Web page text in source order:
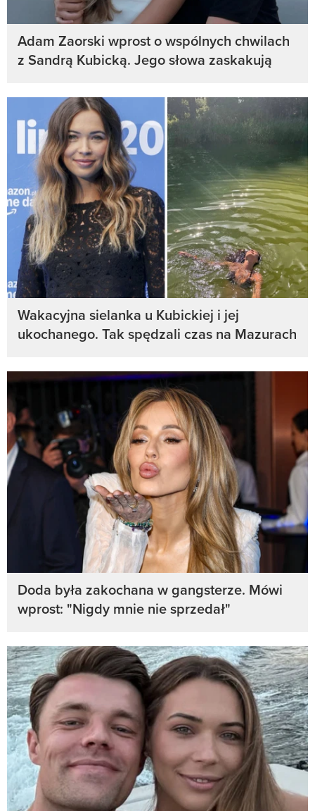
Adam Zaorski wprost o wspólnych chwilach
z Sandrą Kubicką. Jego słowa zaskakują
Wakacyjna sielanka u Kubickiej i jej
ukochanego. Tak spędzali czas na Mazurach
Doda była zakochana w gangsterze. Mówi
wprost: "Nigdy mnie nie sprzedał"